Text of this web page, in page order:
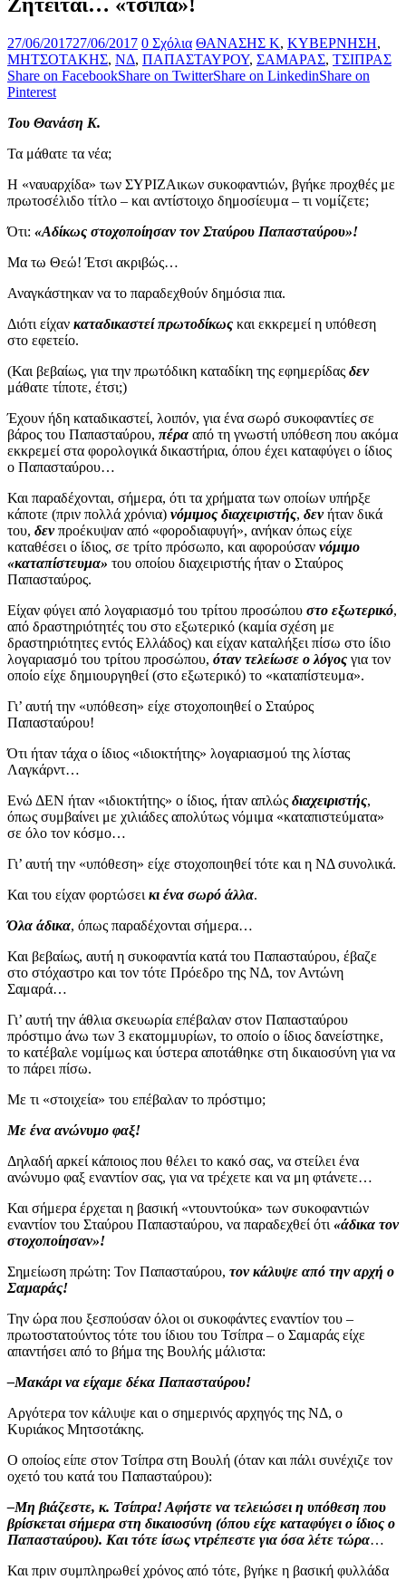
Ζητείται… «τσίπα»!
27/06/201727/06/2017 0 Σχόλια ΘΑΝΑΣΗΣ Κ, ΚΥΒΕΡΝΗΣΗ,
ΜΗΤΣΟΤΑΚΗΣ, ΝΔ, ΠΑΠΑΣΤΑΥΡΟΥ, ΣΑΜΑΡΑΣ, ΤΣΙΠΡΑΣ
Share on FacebookShare on TwitterShare on LinkedinShare on
Pinterest
Του Θανάση Κ.
Τα μάθατε τα νέα;
Η «ναυαρχίδα» των ΣΥΡΙΖΑικων συκοφαντιών, βγήκε προχθές με
πρωτοσέλιδο τίτλο – και αντίστοιχο δημοσίευμα – τι νομίζετε;
Ότι: «Αδίκως στοχοποίησαν τον Σταύρου Παπασταύρου»!
Μα τω Θεώ! Έτσι ακριβώς…
Αναγκάστηκαν να το παραδεχθούν δημόσια πια.
Διότι είχαν καταδικαστεί πρωτοδίκως και εκκρεμεί η υπόθεση
στο εφετείο.
(Και βεβαίως, για την πρωτόδικη καταδίκη της εφημερίδας δεν
μάθατε τίποτε, έτσι;)
Έχουν ήδη καταδικαστεί, λοιπόν, για ένα σωρό συκοφαντίες σε
βάρος του Παπασταύρου, πέρα από τη γνωστή υπόθεση που ακόμα
εκκρεμεί στα φορολογικά δικαστήρια, όπου έχει καταφύγει ο ίδιος
ο Παπασταύρου…
Και παραδέχονται, σήμερα, ότι τα χρήματα των οποίων υπήρξε
κάποτε (πριν πολλά χρόνια) νόμιμος διαχειριστής, δενήταν δικά
του, δενπροέκυψαν από «φοροδιαφυγή», ανήκαν όπως είχε
καταθέσει ο ίδιος, σε τρίτο πρόσωπο, και αφορούσαν νόμιμο
«καταπίστευμα» του οποίου διαχειριστής ήταν ο Σταύρος
Παπασταύρος.
Είχαν φύγει από λογαριασμό του τρίτου προσώπου στο εξωτερικό,
από δραστηριότητές του στο εξωτερικό (καμία σχέση με
δραστηριότητες εντός Ελλάδος) και είχαν καταλήξει πίσω στο ίδιο
λογαριασμό του τρίτου προσώπου, όταν τελείωσε ο λόγος για τον
οποίο είχε δημιουργηθεί (στο εξωτερικό) το «καταπίστευμα».
Γι’ αυτή την «υπόθεση» είχε στοχοποιηθεί ο Σταύρος
Παπασταύρου!
Ότι ήταν τάχα ο ίδιος «ιδιοκτήτης» λογαριασμού της λίστας
Λαγκάρντ…
Ενώ ΔΕΝ ήταν «ιδιοκτήτης» ο ίδιος, ήταν απλώς διαχειριστής,
όπως συμβαίνει με χιλιάδες απολύτως νόμιμα «καταπιστεύματα»
σε όλο τον κόσμο…
Γι’ αυτή την «υπόθεση» είχε στοχοποιηθεί τότε και η ΝΔ συνολικά.
Και του είχαν φορτώσει κι ένα σωρό άλλα.
Όλα άδικα, όπως παραδέχονται σήμερα…
Και βεβαίως, αυτή η συκοφαντία κατά του Παπασταύρου, έβαζε
στο στόχαστρο και τον τότε Πρόεδρο της ΝΔ, τον Αντώνη
Σαμαρά…
Γι’ αυτή την άθλια σκευωρία επέβαλαν στον Παπασταύρου
πρόστιμο άνω των 3 εκατομμυρίων, το οποίο ο ίδιος δανείστηκε,
το κατέβαλε νομίμως και ύστερα αποτάθηκε στη δικαιοσύνη για να
το πάρει πίσω.
Με τι «στοιχεία» του επέβαλαν το πρόστιμο;
Με ένα ανώνυμο φαξ!
Δηλαδή αρκεί κάποιος που θέλει το κακό σας, να στείλει ένα
ανώνυμο φαξ εναντίον σας, για να τρέχετε και να μη φτάνετε…
Και σήμερα έρχεται η βασική «ντουντούκα» των συκοφαντιών
εναντίον του Σταύρου Παπασταύρου, να παραδεχθεί ότι «άδικα τον
στοχοποίησαν»!
Σημείωση πρώτη: Τον Παπασταύρου, τον κάλυψε από την αρχή ο
Σαμαράς!
Την ώρα που ξεσπούσαν όλοι οι συκοφάντες εναντίον του –
πρωτοστατούντος τότε του ίδιου του Τσίπρα – ο Σαμαράς είχε
απαντήσει από το βήμα της Βουλής μάλιστα:
–Μακάρι να είχαμε δέκα Παπασταύρου!
Αργότερα τον κάλυψε και ο σημερινός αρχηγός της ΝΔ, ο
Κυριάκος Μητσοτάκης.
Ο οποίος είπε στον Τσίπρα στη Βουλή (όταν και πάλι συνέχιζε τον
οχετό του κατά του Παπασταύρου):
–Μη βιάζεστε, κ. Τσίπρα! Αφήστε να τελειώσει η υπόθεση που
βρίσκεται σήμερα στη δικαιοσύνη (όπου είχε καταφύγει ο ίδιος ο
Παπασταύρου). Και τότε ίσως ντρέπεστε για όσα λέτε τώρα…
Και πριν συμπληρωθεί χρόνος από τότε, βγήκε η βασική φυλλάδα